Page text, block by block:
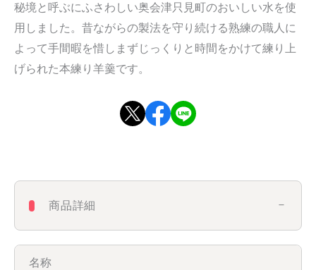
秘境と呼ぶにふさわしい奥会津只見町のおいしい水を使
用しました。昔ながらの製法を守り続ける熟練の職人に
よって手間暇を惜しまずじっくりと時間をかけて練り上
げられた本練り羊羹です。
商品詳細
名称